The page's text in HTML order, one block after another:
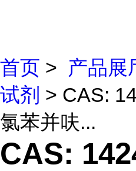
首页 > 产品展
试剂 > CAS:
氯苯并呋...
CAS: